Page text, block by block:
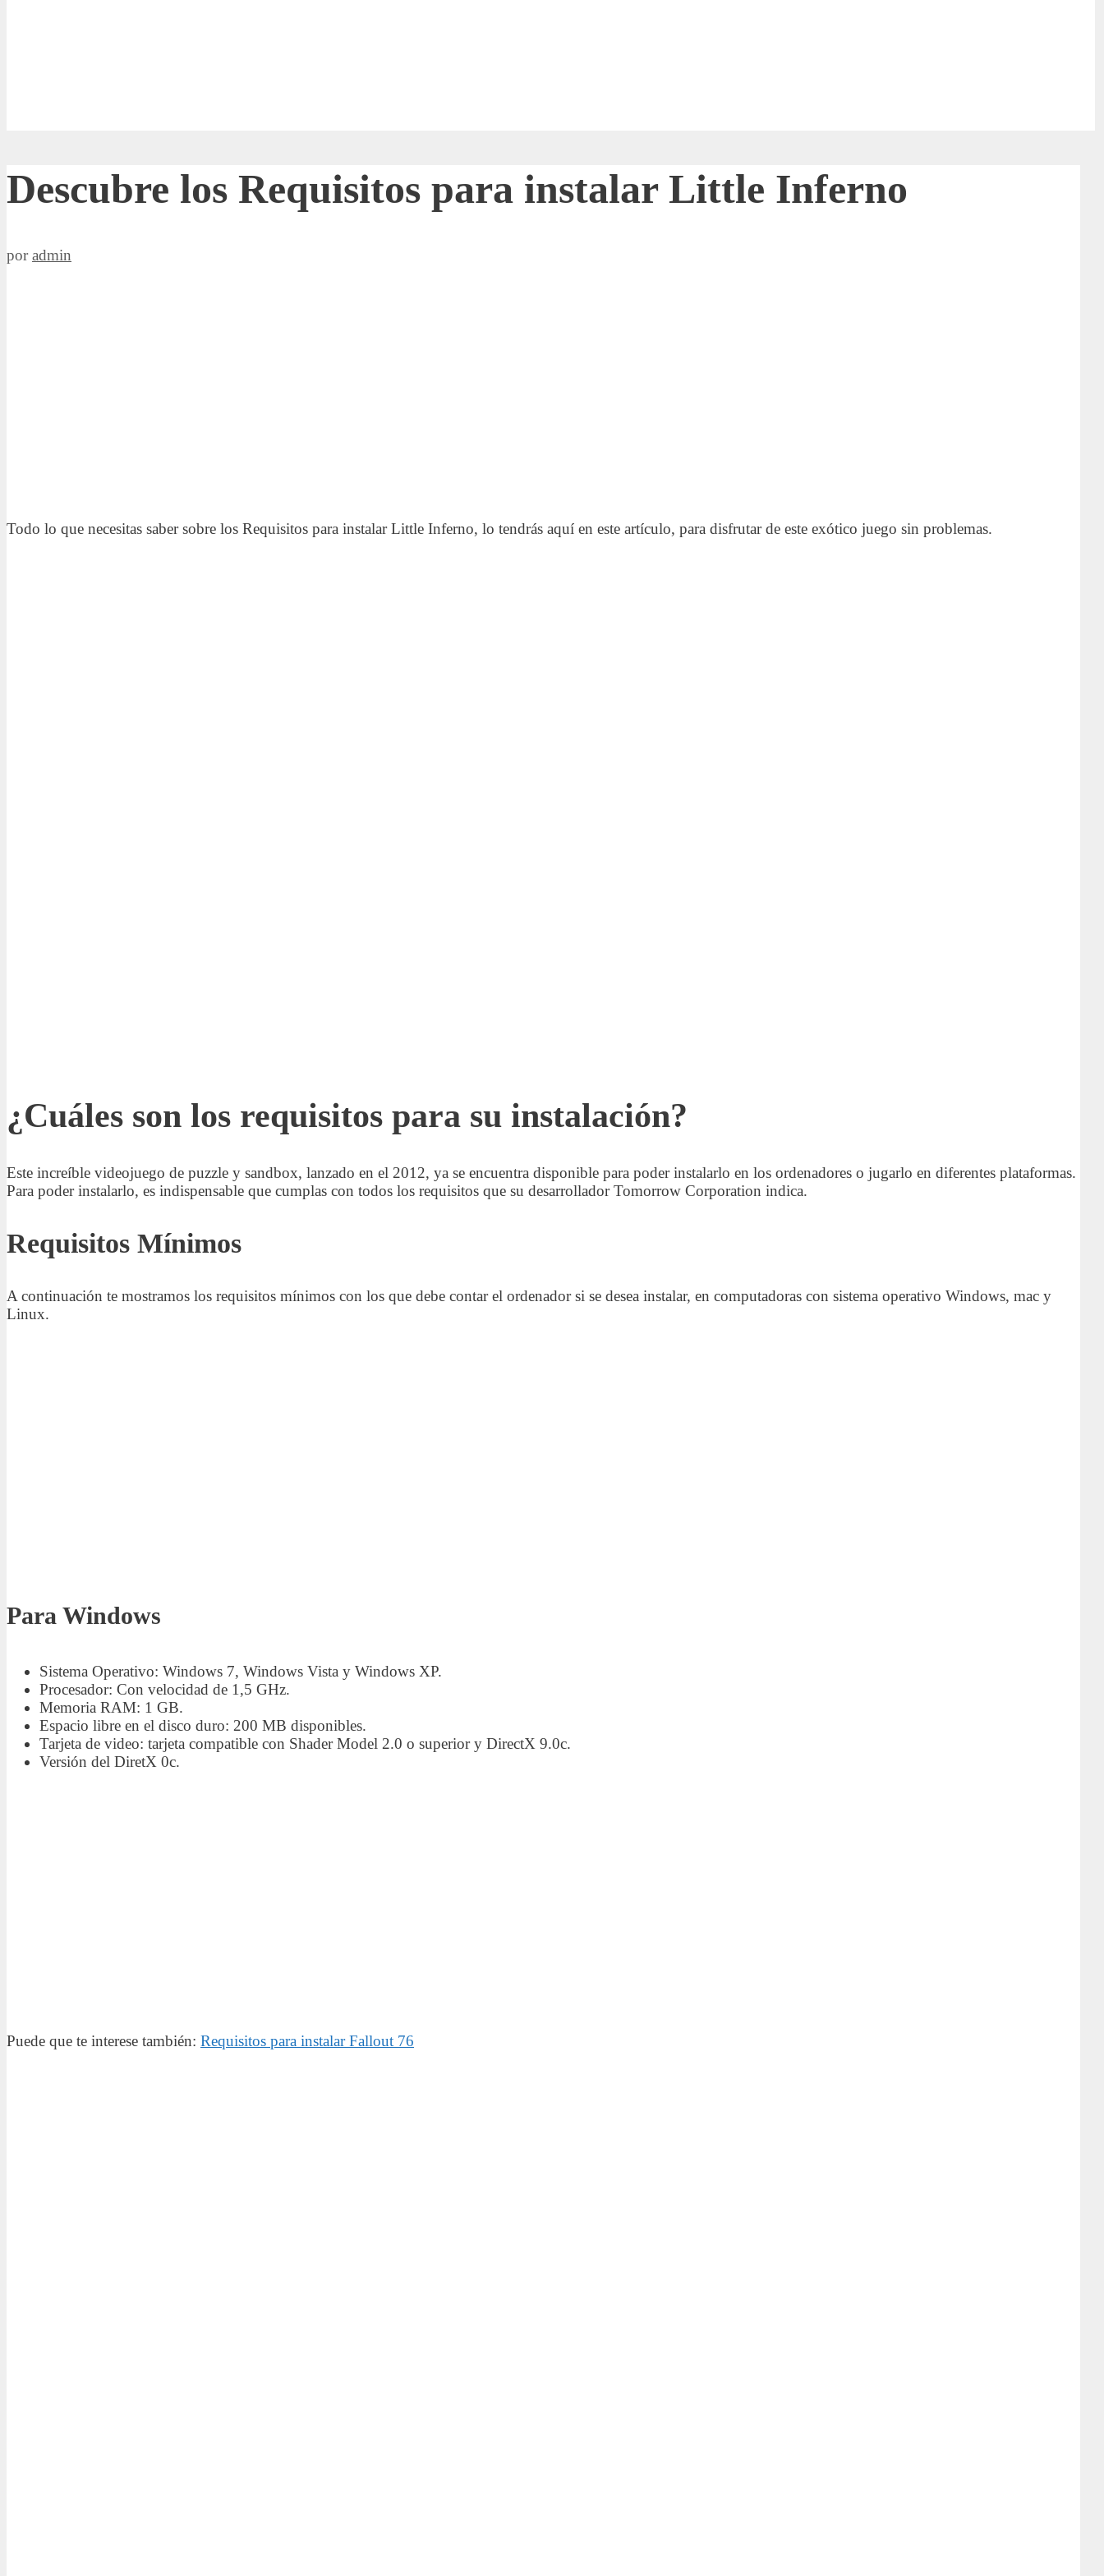
Descubre los Requisitos para instalar Little Inferno
poradmin
Todo lo que necesitas saber sobre los Requisitos para instalar Little Inferno, lo tendrás aquí en este artículo, para disfrutar de este exótico juego sin problemas.
¿Cuáles son los requisitos para su instalación?
Este increíble videojuego de puzzle y sandbox, lanzado en el 2012, ya se encuentra disponible para poder instalarlo en los ordenadores o jugarlo en diferentes plataformas.
Para poder instalarlo, es indispensable que cumplas con todos los requisitos que su desarrollador Tomorrow Corporation indica.
Requisitos Mínimos
A continuación te mostramos los requisitos mínimos con los que debe contar el ordenador si se desea instalar, en computadoras con sistema operativo Windows, mac y
Linux.
Para Windows
Sistema Operativo: Windows 7, Windows Vista y Windows XP.
Procesador: Con velocidad de 1,5 GHz.
Memoria RAM: 1 GB.
Espacio libre en el disco duro: 200 MB disponibles.
Tarjeta de video: tarjeta compatible con Shader Model 2.0 o superior y DirectX 9.0c.
Versión del DiretX 0c.
Puede que te interese también: Requisitos para instalar Fallout 76